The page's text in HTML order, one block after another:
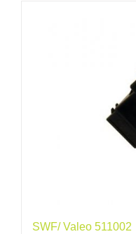
SWF/ Valeo 511002